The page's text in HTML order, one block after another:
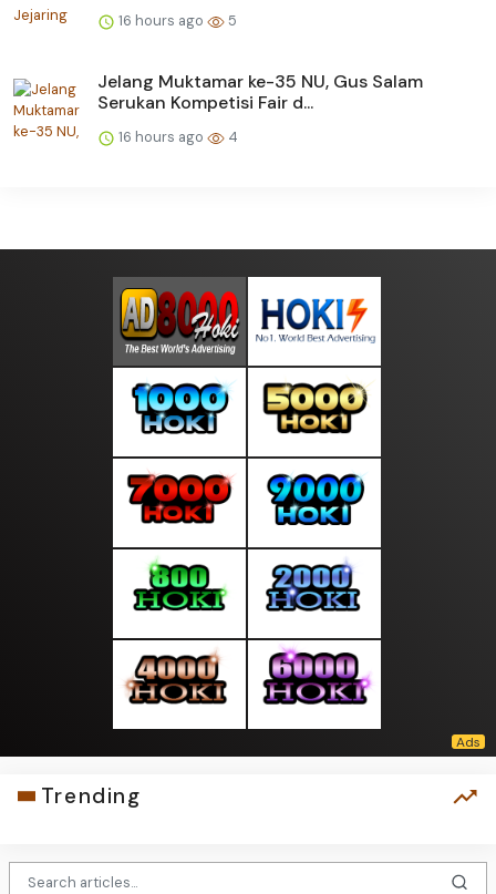
16 hours ago 5
Jelang Muktamar ke-35 NU, Gus Salam
Serukan Kompetisi Fair d...
16 hours ago 4
Trending